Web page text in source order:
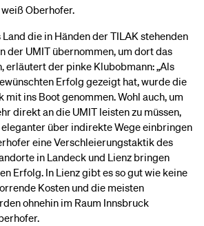
Oberhofer.
die in Händen der TILAK stehenden
der UMIT übernommen, um dort das
erläutert der pinke Klubobmann: „Als
Erfolg gezeigt hat, wurde die
ins Boot genommen. Wohl auch, um
direkt an die UMIT leisten zu müssen,
über indirekte Wege einbringen
eine Verschleierungstaktik des
in Landeck und Lienz bringen
Erfolg. In Lienz gibt es so gut wie keine
Kosten und die meisten
ohnehin im Raum Innsbruck